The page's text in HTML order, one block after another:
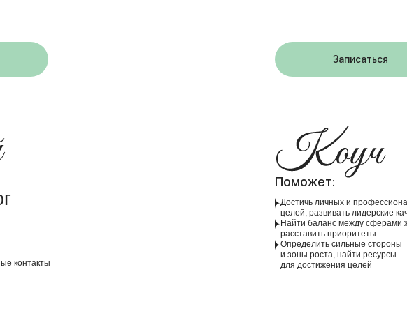
Записаться
контакты
Поможет:
Достичь личных и
целей, развивать лидерские
Найти баланс между сферами
расставить приоритеты
Определить сильные стороны
и зоны роста, найти ресурсы
для достижения целей